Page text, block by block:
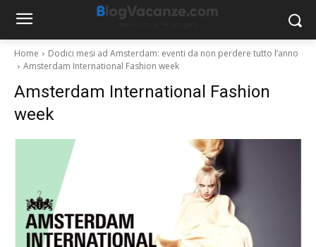
Home
Dodici mesi ad Amsterdam: eventi da non perdere tutto l’anno
Amsterdam International Fashion week
Amsterdam International Fashion
week